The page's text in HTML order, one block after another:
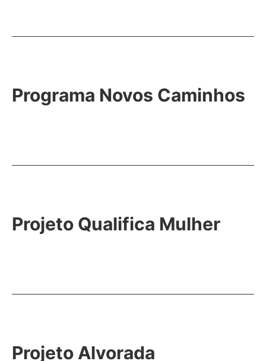
Programa Novos Caminhos
Projeto Qualifica Mulher
Projeto Alvorada